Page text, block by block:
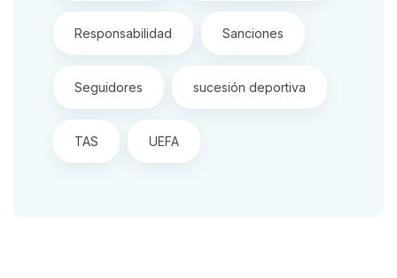
Responsabilidad Sanciones
Seguidores sucesión deportiva
TAS UEFA